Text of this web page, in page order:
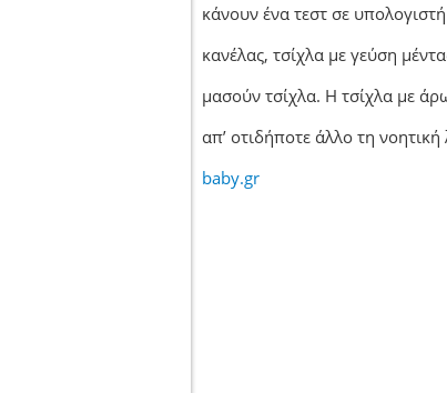
κάνουν ένα τεστ σε
κανέλας, τσίχλα με γεύση
μασούν τσίχλα. Η τσίχλα με
απ’ οτιδήποτε άλλο τη
baby.gr